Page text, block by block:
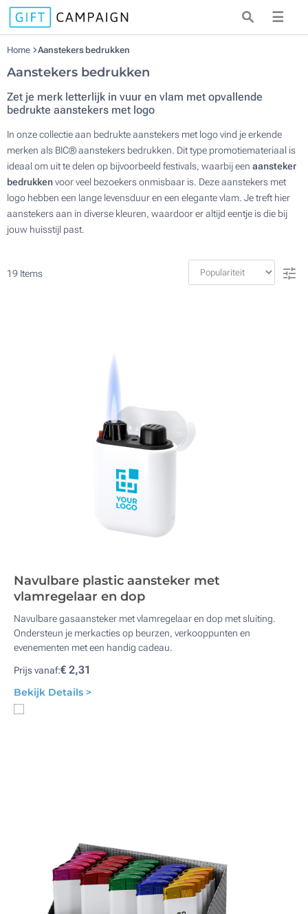
☰
Home Aanstekers bedrukken
Aanstekers bedrukken
Zet je merk letterlijk in vuur en vlam met opvallende
bedrukte aanstekers met logo
In onze collectie aan bedrukte aanstekers met logo vind je erkende
merken als BIC® aanstekers bedrukken. Dit type promotiemateriaal is
ideaal om uit te delen op bijvoorbeeld festivals, waarbij een aansteker
bedrukkenvoor veel bezoekers onmisbaar is. Deze aanstekers met
logo hebben een lange levensduur en een elegante vlam. Je treft hier
aanstekers aan in diverse kleuren, waardoor er altijd eentje is die bij
jouw huisstijl past.
19 Items
Navulbare plastic aansteker met
vlamregelaar en dop
Navulbare gasaansteker met vlamregelaar en dop met sluiting.
Ondersteun je merkacties op beurzen, verkooppunten en
evenementen met een handig cadeau.
Prijs vanaf:€ 2,31
Bekijk Details >